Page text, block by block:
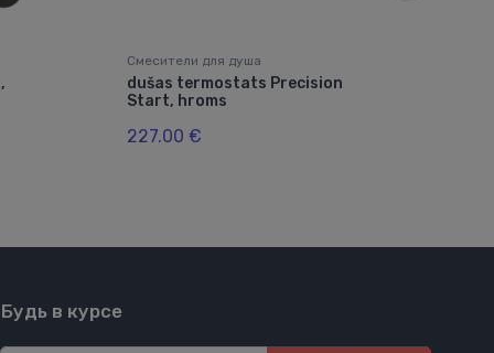
Смесители для душа
dušas termostats Precision
Start, hroms
227.00 €
Будь в курсе